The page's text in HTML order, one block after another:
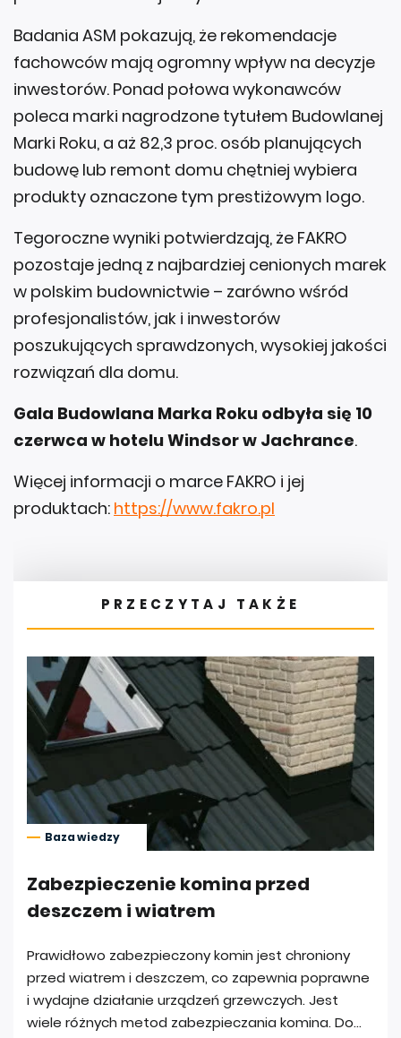
Badania ASM pokazują, że rekomendacje
fachowców mają ogromny wpływ na decyzje
inwestorów. Ponad połowa wykonawców
poleca marki nagrodzone tytułem Budowlanej
Marki Roku, a aż 82,3 proc. osób planujących
budowę lub remont domu chętniej wybiera
produkty oznaczone tym prestiżowym logo.
Tegoroczne wyniki potwierdzają, że FAKRO
pozostaje jedną z najbardziej cenionych marek
w polskim budownictwie – zarówno wśród
profesjonalistów, jak i inwestorów
poszukujących sprawdzonych, wysokiej jakości
rozwiązań dla domu.
Gala Budowlana Marka Roku odbyła się 10
czerwca w hotelu Windsor w Jachrance.
Więcej informacji o marce FAKRO i jej
produktach: https://www.fakro.pl